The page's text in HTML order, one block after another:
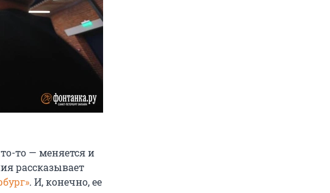
то — меняется и
рассказывает
. И, конечно, ее